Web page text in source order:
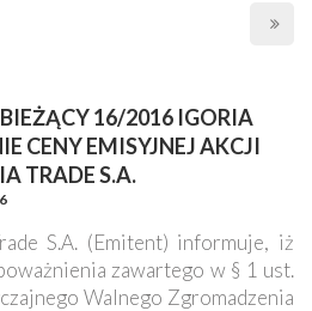
16/2016 IGORIA
CENY EMISYJNEJ AKCJI
TRADE S.A.
S.A. (Emitent) informuje, iż
zawartego w § 1 ust.
Walnego Zgromadzenia